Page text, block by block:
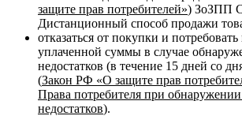
защите прав потребителей») ЗоЗПП
Дистанционный способ продажи
отказаться от покупки и потребовать
уплаченной суммы в случае
недостатков (в течение 15 дней со
(Закон РФ «О защите прав
Права потребителя при обнаружении
недостатков).